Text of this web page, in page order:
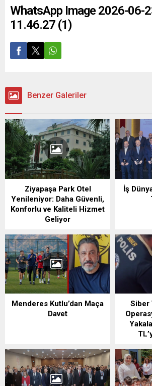
WhatsApp Image 2026-06-
11.46.27 (1)
Benzer Galeriler
Ziyapaşa Park Otel
Yenileniyor: Daha Güvenli,
Konforlu ve Kaliteli Hizmet
Geliyor
İş
Menderes Kutlu’dan Maça
Davet
Siber